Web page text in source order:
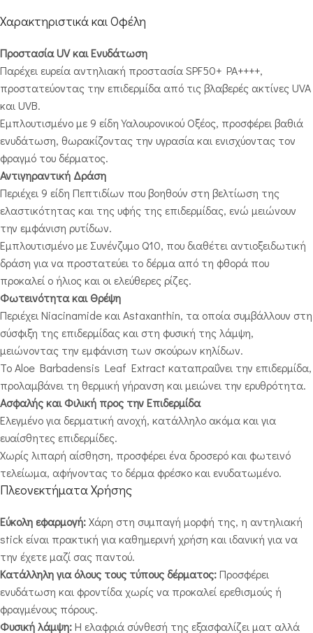
Χαρακτηριστικά και Οφέλη
Προστασία UV και Ενυδάτωση
Παρέχει ευρεία αντηλιακή προστασία SPF50+ PA++++,
προστατεύοντας την επιδερμίδα από τις βλαβερές ακτίνες UVA
και UVB.
Εμπλουτισμένο με 9 είδη Υαλουρονικού Οξέος, προσφέρει βαθιά
ενυδάτωση, θωρακίζοντας την υγρασία και ενισχύοντας τον
φραγμό του δέρματος.
Αντιγηραντική Δράση
Περιέχει 9 είδη Πεπτιδίων που βοηθούν στη βελτίωση της
ελαστικότητας και της υφής της επιδερμίδας, ενώ μειώνουν
την εμφάνιση ρυτίδων.
Εμπλουτισμένο με Συνένζυμο Q10, που διαθέτει αντιοξειδωτική
δράση για να προστατεύει το δέρμα από τη φθορά που
προκαλεί ο ήλιος και οι ελεύθερες ρίζες.
Φωτεινότητα και Θρέψη
Περιέχει Niacinamide και Astaxanthin, τα οποία συμβάλλουν στη
σύσφιξη της επιδερμίδας και στη φυσική της λάμψη,
μειώνοντας την εμφάνιση των σκούρων κηλίδων.
Το Aloe Barbadensis Leaf Extract καταπραΰνει την επιδερμίδα,
προλαμβάνει τη θερμική γήρανση και μειώνει την ερυθρότητα.
Ασφαλής και Φιλική προς την Επιδερμίδα
Ελεγμένο για δερματική ανοχή, κατάλληλο ακόμα και για
ευαίσθητες επιδερμίδες.
Χωρίς λιπαρή αίσθηση, προσφέρει ένα δροσερό και φωτεινό
τελείωμα, αφήνοντας το δέρμα φρέσκο και ενυδατωμένο.
Πλεονεκτήματα Χρήσης
Εύκολη εφαρμογή:Χάρη στη συμπαγή μορφή της, η αντηλιακή
stick είναι πρακτική για καθημερινή χρήση και ιδανική για να
την έχετε μαζί σας παντού.
Κατάλληλη για όλους τους τύπους δέρματος:Προσφέρει
ενυδάτωση και φροντίδα χωρίς να προκαλεί ερεθισμούς ή
φραγμένους πόρους.
Φυσική λάμψη:Η ελαφριά σύνθεσή της εξασφαλίζει ματ αλλά